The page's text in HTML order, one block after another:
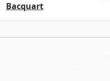
Bacquart